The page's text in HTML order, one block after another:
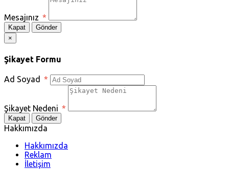
Mesajınız *
Kapat
Gönder
×
Şikayet Formu
Ad Soyad *
Şikayet Nedeni *
Kapat Gönder
Hakkımızda
Hakkımızda
Reklam
İletişim